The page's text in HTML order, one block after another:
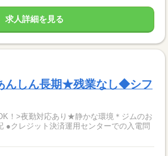
求人詳細を見る
んしん長期★残業なし◆シフ
！>夜勤対応あり★静かな環境＊ジムのお
●クレジット決済運用センターでの入電問